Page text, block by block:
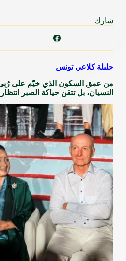
شارك
جليلة كلاعي تونس
من عمق السكون الذي خيّم على رُبى
النسيان، بل تتقن حياكة الصبر